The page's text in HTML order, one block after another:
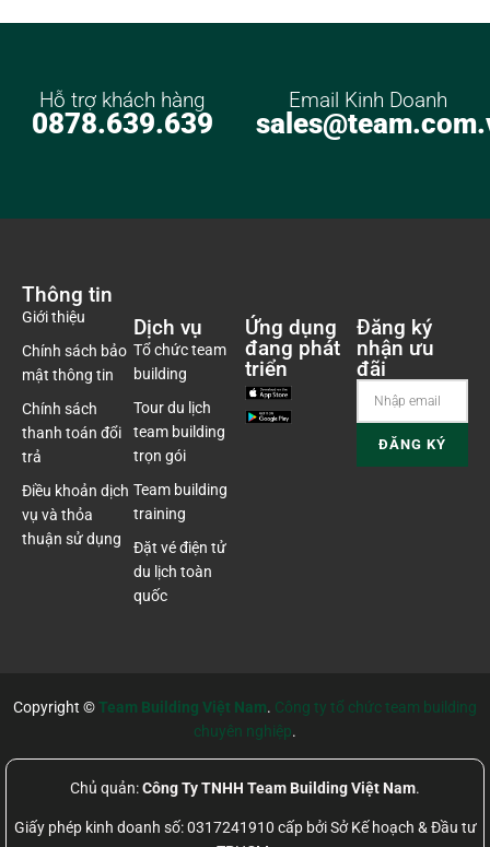
Hỗ trợ khách hàng
0878.639.639
Email Kinh Doanh
Thông tin
Giới thiệu
Chính sách bảo
mật thông tin
Chính sách
thanh toán đổi
trả
Điều khoản dịch
vụ và thỏa
thuận sử dụng
Dịch vụ
Tổ chức team
building
Tour du lịch
team building
trọn gói
Team building
training
Đặt vé điện tử
du lịch toàn
quốc
Ứng dụng
đang phát
triển
Đăng ký
nhận ưu
đãi
Copyright ©Team Building Việt Nam. Công ty tổ chức team building
chuyên nghiệp.
Chủ quản:Công Ty TNHH Team Building Việt Nam.
Giấy phép kinh doanh số: 0317241910 cấp bởi Sở Kế hoạch & Đầu tư